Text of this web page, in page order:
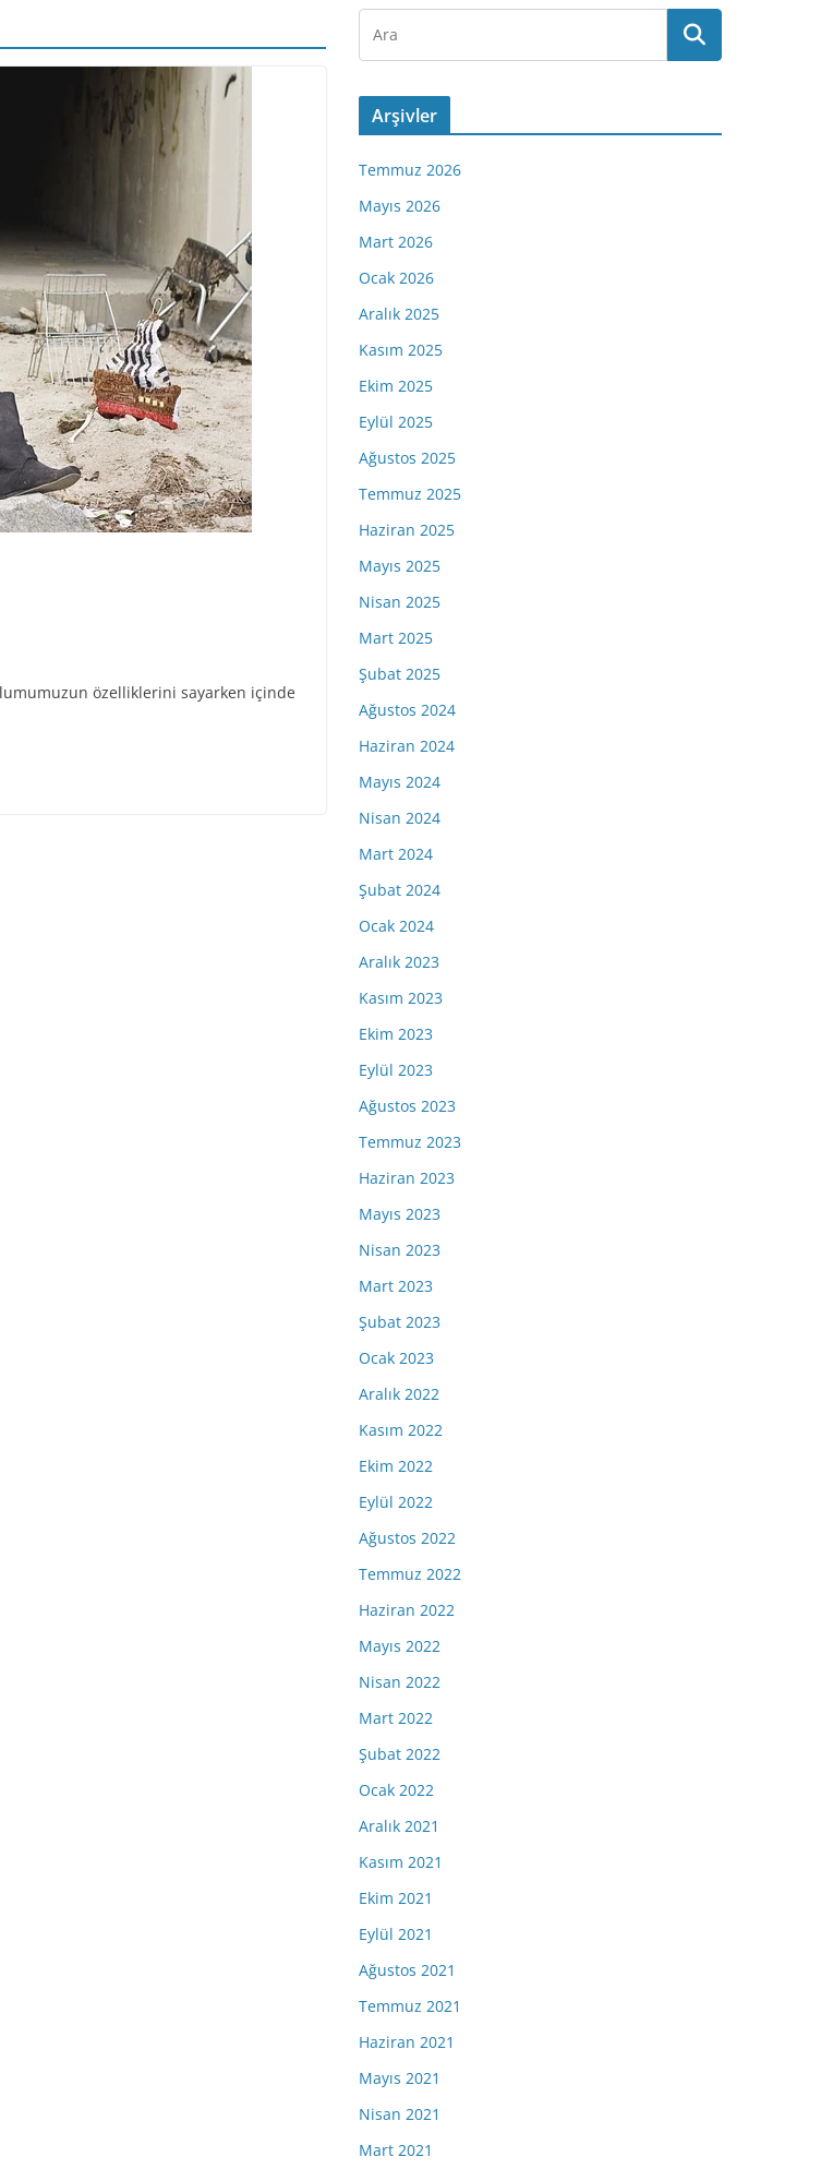
özelliklerini sayarken içinde
Arşivler
Temmuz 2026
Mayıs 2026
Mart 2026
Ocak 2026
Aralık 2025
Kasım 2025
Ekim 2025
Eylül 2025
Ağustos 2025
Temmuz 2025
Haziran 2025
Mayıs 2025
Nisan 2025
Mart 2025
Şubat 2025
Ağustos 2024
Haziran 2024
Mayıs 2024
Nisan 2024
Mart 2024
Şubat 2024
Ocak 2024
Aralık 2023
Kasım 2023
Ekim 2023
Eylül 2023
Ağustos 2023
Temmuz 2023
Haziran 2023
Mayıs 2023
Nisan 2023
Mart 2023
Şubat 2023
Ocak 2023
Aralık 2022
Kasım 2022
Ekim 2022
Eylül 2022
Ağustos 2022
Temmuz 2022
Haziran 2022
Mayıs 2022
Nisan 2022
Mart 2022
Şubat 2022
Ocak 2022
Aralık 2021
Kasım 2021
Ekim 2021
Eylül 2021
Ağustos 2021
Temmuz 2021
Haziran 2021
Mayıs 2021
Nisan 2021
Mart 2021